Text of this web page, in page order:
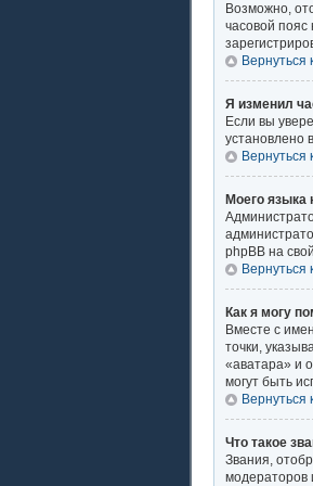
Возможно,
часовой пояс
Вернуться
Я изменил
Если вы
установлено
Вернуться
Моего языка
phpBB на
Вернуться
Как я могу
Вместе с
точки,
«аватара» и
могут быть
Вернуться
Что такое
Звания,
модераторов